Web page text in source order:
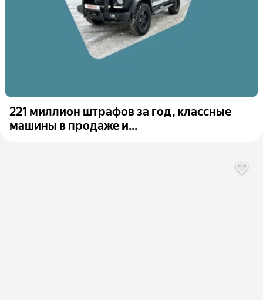
221 миллион штрафов за год, классные
машины в продаже и...